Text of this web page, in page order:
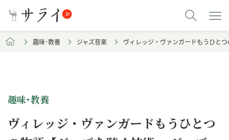
趣味･教養 ジャズ音楽 ヴィレッジ・ヴァンガードもうひと
趣味･教養
ヴィレッジ・ヴァンガードもうひとつ